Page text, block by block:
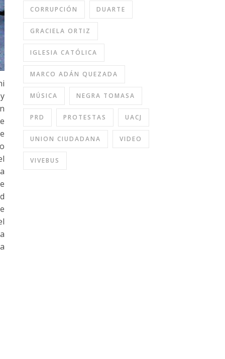
CORRUPCIÓN DUARTE
GRACIELA ORTIZ
IGLESIA CATÓLICA
MARCO ADÁN QUEZADA
MÚSICA NEGRA TOMASA
PRD PROTESTAS UACJ
UNION CIUDADANA VIDEO
VIVEBUS